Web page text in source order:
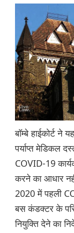
बॉम्बे हाईकोर्ट ने
पर्याप्त मेडिकल
COVID-19
करने का आधार
2020 में पहली
बस कंडक्टर के
नियुक्ति देने का